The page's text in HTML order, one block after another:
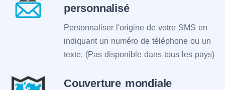
personnalisé
Personnaliser l'origine de votre SMS en
indiquant un numéro de téléphone ou un
texte. (Pas disponible dans tous les pays)
Couverture mondiale